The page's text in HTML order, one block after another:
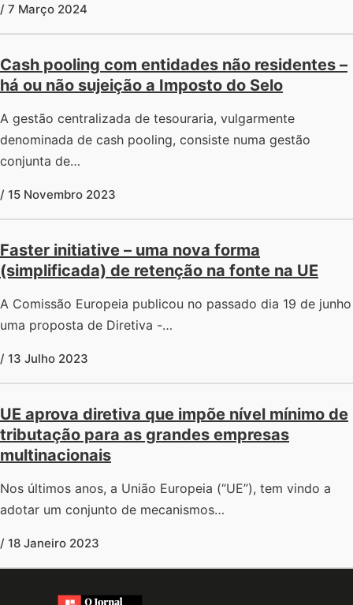
/ 7 Março 2024
Cash pooling com entidades não residentes –
há ou não sujeição a Imposto do Selo
A gestão centralizada de tesouraria, vulgarmente
denominada de cash pooling, consiste numa gestão
conjunta de…
/ 15 Novembro 2023
Faster initiative – uma nova forma
(simplificada) de retenção na fonte na UE
A Comissão Europeia publicou no passado dia 19 de junho
uma proposta de Diretiva -…
/ 13 Julho 2023
UE aprova diretiva que impõe nível mínimo de
tributação para as grandes empresas
multinacionais
Nos últimos anos, a União Europeia (“UE”), tem vindo a
adotar um conjunto de mecanismos…
/ 18 Janeiro 2023